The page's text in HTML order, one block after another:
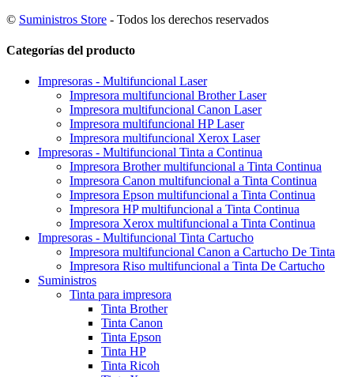
© Suministros Store - Todos los derechos reservados
Categorías del producto
Impresoras - Multifuncional Laser
Impresora multifuncional Brother Laser
Impresora multifuncional Canon Laser
Impresora multifuncional HP Laser
Impresora multifuncional Xerox Laser
Impresoras - Multifuncional Tinta a Continua
Impresora Brother multifuncional a Tinta Continua
Impresora Canon multifuncional a Tinta Continua
Impresora Epson multifuncional a Tinta Continua
Impresora HP multifuncional a Tinta Continua
Impresora Xerox multifuncional a Tinta Continua
Impresoras - Multifuncional Tinta Cartucho
Impresora multifuncional Canon a Cartucho De Tinta
Impresora Riso multifuncional a Tinta De Cartucho
Suministros
Tinta para impresora
Tinta Brother
Tinta Canon
Tinta Epson
Tinta HP
Tinta Ricoh